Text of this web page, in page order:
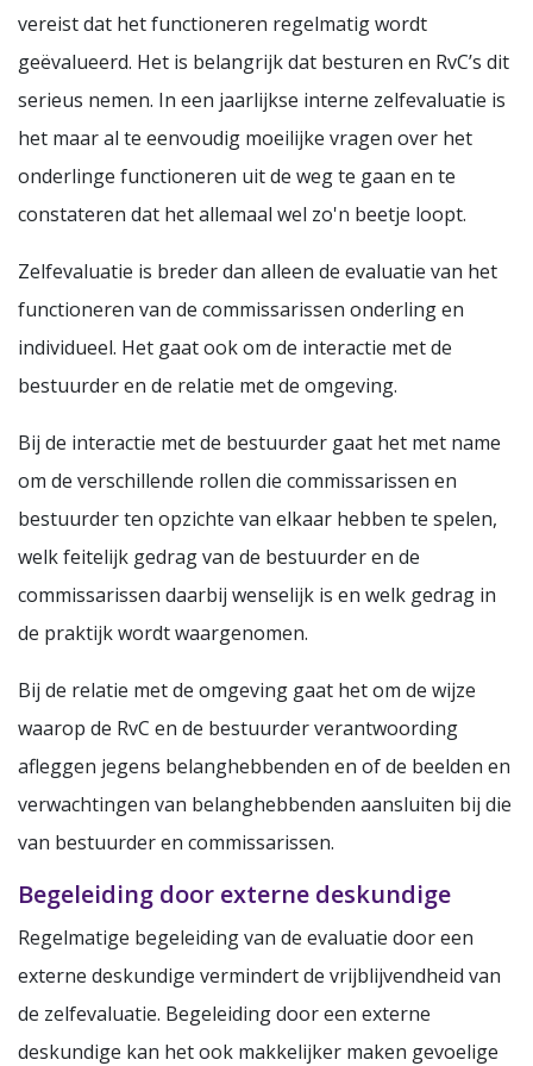
vereist dat het functioneren regelmatig wordt
geëvalueerd. Het is belangrijk dat besturen en RvC’s dit
serieus nemen. In een jaarlijkse interne zelfevaluatie is
het maar al te eenvoudig moeilijke vragen over het
onderlinge functioneren uit de weg te gaan en te
constateren dat het allemaal wel zo'n beetje loopt.
Zelfevaluatie is breder dan alleen de evaluatie van het
functioneren van de commissarissen onderling en
individueel. Het gaat ook om de interactie met de
bestuurder en de relatie met de omgeving.
Bij de interactie met de bestuurder gaat het met name
om de verschillende rollen die commissarissen en
bestuurder ten opzichte van elkaar hebben te spelen,
welk feitelijk gedrag van de bestuurder en de
commissarissen daarbij wenselijk is en welk gedrag in
de praktijk wordt waargenomen.
Bij de relatie met de omgeving gaat het om de wijze
waarop de RvC en de bestuurder verantwoording
afleggen jegens belanghebbenden en of de beelden en
verwachtingen van belanghebbenden aansluiten bij die
van bestuurder en commissarissen.
Begeleiding door externe deskundige
Regelmatige begeleiding van de evaluatie door een
externe deskundige vermindert de vrijblijvendheid van
de zelfevaluatie. Begeleiding door een externe
deskundige kan het ook makkelijker maken gevoelige